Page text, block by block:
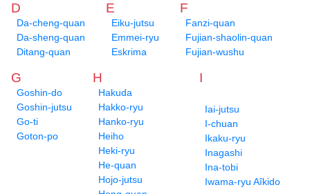
D
Da-cheng-quan
Da-sheng-quan
Ditang-quan
E
Eiku-jutsu
Emmei-ryu
Eskrima
F
Fanzi-quan
Fujian-shaolin-quan
Fujian-wushu
G
Goshin-do
Goshin-jutsu
Go-ti
Goton-po
H
Hakuda
Hakko-ryu
Hanko-ryu
Heiho
Heki-ryu
He-quan
Hojo-jutsu
I
Iai-jutsu
I-chuan
Ikaku-ryu
Inagashi
Ina-tobi
Iwama-ryu Aîkido